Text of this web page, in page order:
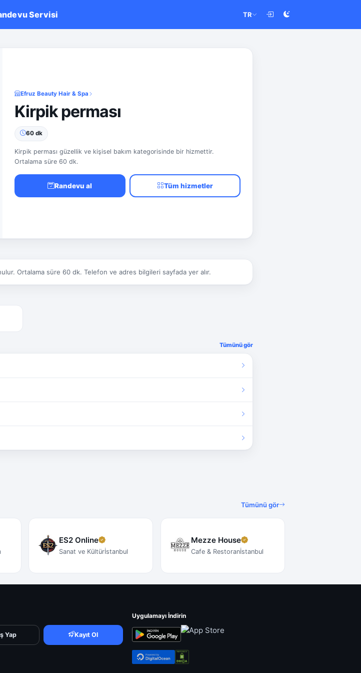
Servisi TR
Efruz Beauty Hair & Spa
Kirpik perması
60 dk
Kirpik perması güzellik ve kişisel bakım kategorisinde bir hizmettir.
Ortalama süre 60 dk.
Randevu al Tüm hizmetler
Ortalama süre 60 dk. Telefon ve adres bilgileri sayfada yer alır.
Tümünü gör
Tümünü gör
ES2 Online
Sanat ve Kültürİstanbul
Mezze House
Cafe & Restoranİstanbul
Yap Kayıt Ol
Uygulamayı İndirin